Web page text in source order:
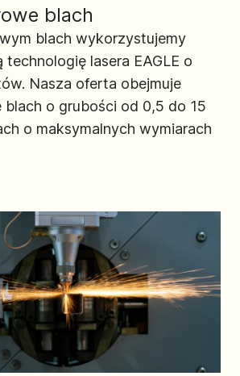
blach
blach wykorzystujemy
technologię lasera EAGLE o
Nasza oferta obejmuje
blach o grubości od 0,5 do 15
o maksymalnych wymiarach